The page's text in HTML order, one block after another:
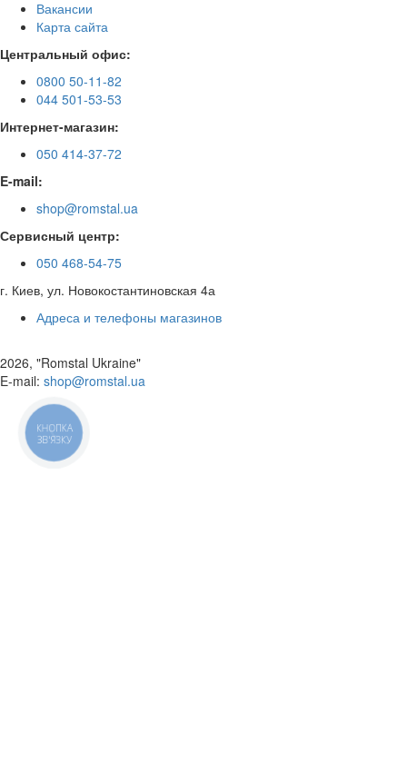
Вакансии
Карта сайта
Центральный офис:
0800 50-11-82
044 501-53-53
Интернет-магазин:
050 414-37-72
E-mail:
shop@romstal.ua
Сервисный центр:
050 468-54-75
г. Киев, ул. Новокостантиновская 4а
Адреса и телефоны магазинов
2026, "Romstal Ukraine"
​E-mail: shop@romstal.ua
КНОПКА
ЗВ'ЯЗКУ